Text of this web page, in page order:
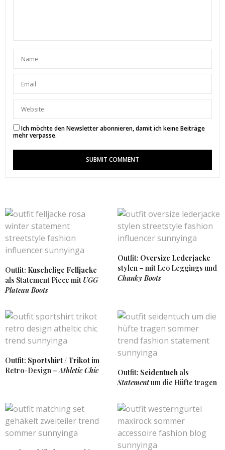
28. JUNI 2017 UM 20:51 UHR
die Bilder sind wirklich großartig geworden:)
Die Netzstrümpfe in den High-Heels sind ein toller
LG
https://www.on-twos-own.com
SUNNYINGA SAGT:
Vielen Dank liebe Antonia ♥
KATIONETTE
28. JUNI 2017 UM 19:32 UHR
Das Outfit, die Socken, die Location – love it! Du
siehst großartig aus und der Look ist absolut cool.
Liebst
Kati
http://www.kationette.com
29. JUNI 2017 UM 12:24 UHR
27. JUNI 2017 UM 9:14 UHR
ich liebe die Kombi aus Netzsocken und Pumps bzw.
Heels. Sieht besonders zu diesem Look richtig cool
aus. Ganz toll kombiniert!
http://www.caterinacatalano.com
SUNNYINGA
Ich möchte den Newsletter abonnieren, damit ich keine Beiträge
mehr verpasse.
Outfit: Kuschelige Felljacke
als Statement Piece mit UGG
Plateau Boots
Outfit: Oversize Lederjacke
stylen – mit Leo Leggings und
Chunky Boots
Outfit: Sportshirt / Trikotim
Retro-Design – Athletic Chic Outfit: Seidentuch als
Statementum die Hüfte tragen